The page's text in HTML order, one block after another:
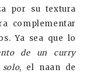
por su textura
complementar
Ya sea que lo
de un curry
, el naan de